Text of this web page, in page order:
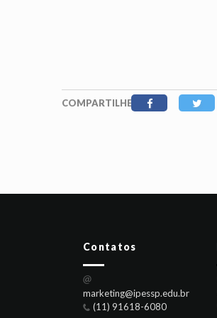
COMPARTILHE
Contatos
marketing@ipessp.edu.br
(11) 91618-6080